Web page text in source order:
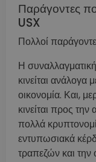
Παράγοντες
USX
Πολλοί
Η
κινείται ανάλογα
οικονομία. Και,
κινείται προς
πολλά
εντυπωσιακά
τραπεζών και την